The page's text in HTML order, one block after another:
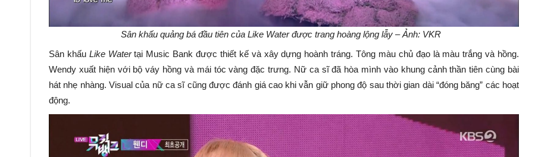
Sân khấu quảng bá đầu tiên của Like Water được trang hoàng lộng lẫy – Ảnh: VKR
Sân khấu Like Watertại Music Bank được thiết kế và xây dựng hoành tráng. Tông màu chủ đạo là màu trắng và hồng.
Wendy xuất hiện với bộ váy hồng và mái tóc vàng đặc trưng. Nữ ca sĩ đã hòa mình vào khung cảnh thần tiên cùng bài
hát nhẹ nhàng. Visual của nữ ca sĩ cũng được đánh giá cao khi vẫn giữ phong độ sau thời gian dài “đóng băng” các hoạt
động.